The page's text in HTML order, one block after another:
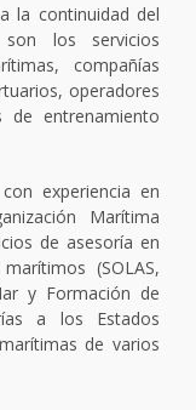
la continuidad del
los servicios
compañías
operadores
de entrenamiento
experiencia en
Marítima
de asesoría en
(SOLAS,
y Formación de
a los Estados
de varios